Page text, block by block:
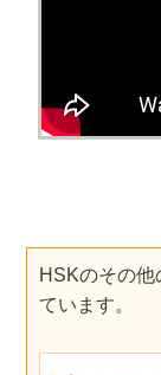
HSKのその他
ています。